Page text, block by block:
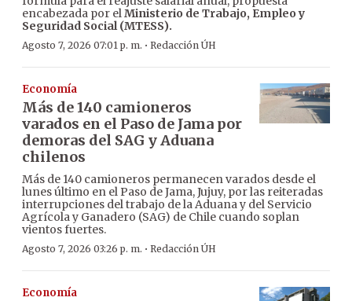
encabezada por elMinisterio de Trabajo, Empleo y
Seguridad Social (MTESS).
Agosto 7, 2026 07:01 p. m. · Redacción ÚH
Economía
Más de 140 camioneros
varados en el Paso de Jama por
demoras del SAG y Aduana
chilenos
Más de 140 camioneros permanecen varados desde el
lunes último en el Paso de Jama, Jujuy, por las reiteradas
interrupciones del trabajo de la Aduana y del Servicio
Agrícola y Ganadero (SAG) de Chile cuando soplan
vientos fuertes.
Agosto 7, 2026 03:26 p. m. · Redacción ÚH
Economía